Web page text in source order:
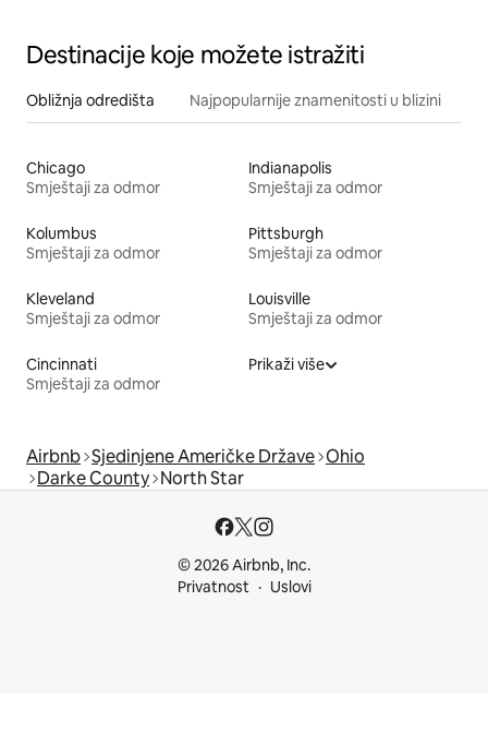
Destinacije koje možete istražiti
Obližnja odredišta Najpopularnije znamenitosti u blizini
Chicago
Smještaji za odmor
Indianapolis
Smještaji za odmor
Kolumbus
Smještaji za odmor
Pittsburgh
Smještaji za odmor
Kleveland
Smještaji za odmor
Louisville
Smještaji za odmor
Cincinnati
Smještaji za odmor
Prikaži više
Airbnb Sjedinjene Američke Države Ohio
Darke County North Star
© 2026 Airbnb, Inc.
Privatnost
Uslovi